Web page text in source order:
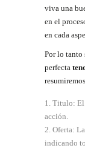
viva una
en el
en cada
Por lo tanto
perfecta
Titulo: El
acción.
Oferta:
indicando